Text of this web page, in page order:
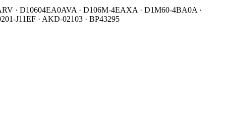
· D10604EA0AVA · D106M-4EAXA · D1M60-4BA0A ·
J11EF · AKD-02103 · BP43295